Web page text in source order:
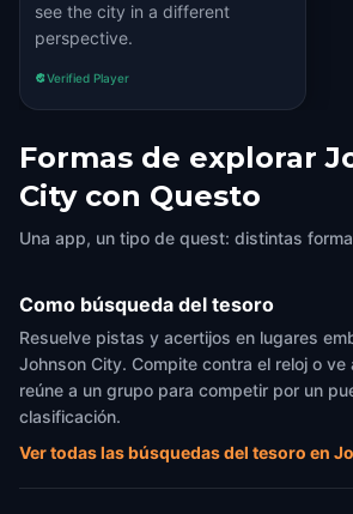
see the city in a different
perspective.
Verified Player
Formas de explorar
City con Questo
Una app, un tipo de quest: distintas
Como búsqueda del tesoro
Resuelve pistas y acertijos en lugares
Johnson City. Compite contra el reloj o
reúne a un grupo para competir por un
clasificación.
Ver todas las búsquedas del tesoro en